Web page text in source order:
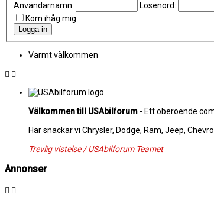
Användarnamn:
Lösenord:
Kom ihåg mig
Varmt välkommen
Välkommen till USAbilforum - Ett oberoende
Här snackar vi Chrysler, Dodge, Ram, Jeep,
Trevlig vistelse / USAbilforum Teamet
Annonser